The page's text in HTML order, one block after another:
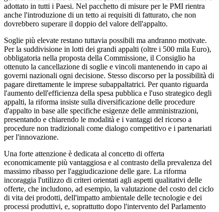
adottato in tutti i Paesi. Nel pacchetto di misure per le PMI rientra
anche l'introduzione di un tetto ai requisiti di fatturato, che non
dovrebbero superare il doppio del valore dell'appalto.
Soglie più elevate restano tuttavia possibili ma andranno motivate.
Per la suddivisione in lotti dei grandi appalti (oltre i 500 mila Euro),
obbligatoria nella proposta della Commissione, il Consiglio ha
ottenuto la cancellazione di soglie e vincoli mantenendo in capo ai
governi nazionali ogni decisione. Stesso discorso per la possibilità di
pagare direttamente le imprese subappaltatrici. Per quanto riguarda
l'aumento dell'efficienza della spesa pubblica e l'uso strategico degli
appalti, la riforma insiste sulla diversificazione delle procedure
d'appalto in base alle specifiche esigenze delle amministrazioni,
presentando e chiarendo le modalità e i vantaggi del ricorso a
procedure non tradizionali come dialogo competitivo e i partenariati
per l'innovazione.
Una forte attenzione è dedicata al concetto di offerta
economicamente più vantaggiosa e al contrasto della prevalenza del
massimo ribasso per l'aggiudicazione delle gare. La riforma
incoraggia l'utilizzo di criteri orientati agli aspetti qualitativi delle
offerte, che includono, ad esempio, la valutazione del costo del ciclo
di vita dei prodotti, dell'impatto ambientale delle tecnologie e dei
processi produttivi, e, soprattutto dopo l'intervento del Parlamento